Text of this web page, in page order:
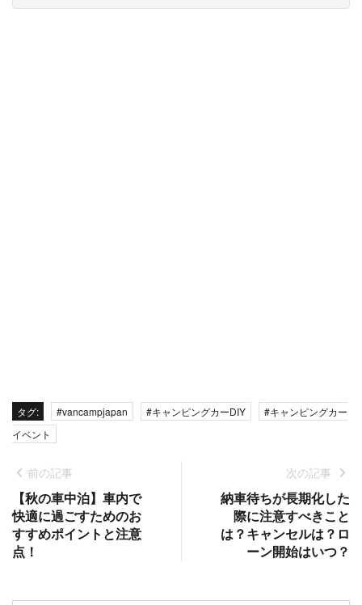
タグ: #vancampjapan #キャンピングカーDIY
#キャンピングカー
イベント
前の記事
【秋の車中泊】車内で
快適に過ごすためのお
すすめポイントと注意
点！
次の記事
納車待ちが長期化した
際に注意すべきこと
は？キャンセルは？ロ
ーン開始はいつ？